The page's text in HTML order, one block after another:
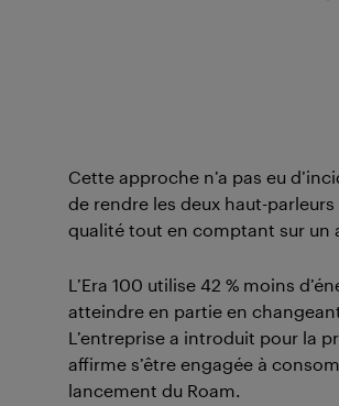
Cette approche n’a pas eu
de rendre les deux haut-
qualité tout en comptant sur un
L’Era 100 utilise 42 % moins
atteindre en partie en
L’entreprise a introduit pour la
affirme s’être engagée à
lancement du Roam.